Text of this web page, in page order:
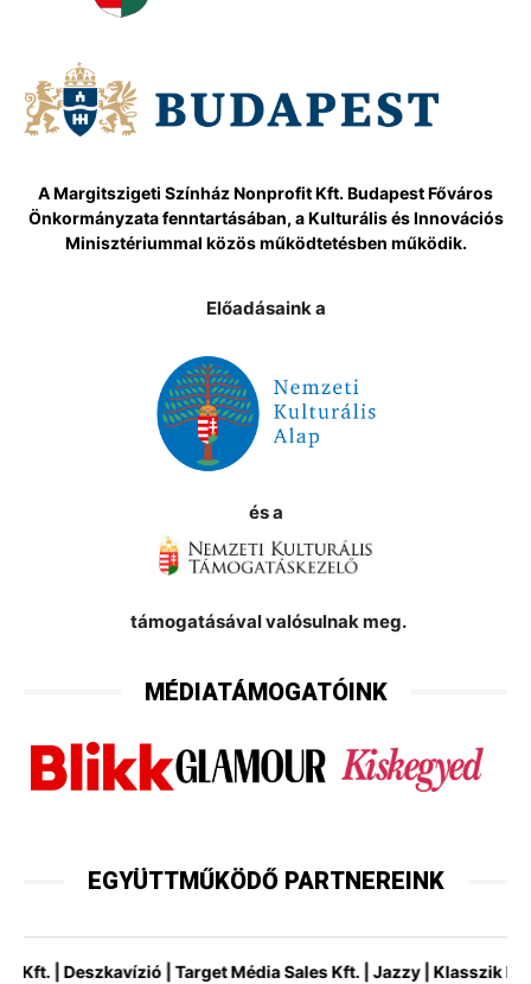
A Margitszigeti Színház Nonprofit Kft. Budapest Főváros
Önkormányzata fenntartásában, a Kulturális és Innovációs
Minisztériummal közös működtetésben működik.
Előadásaink a
és a
támogatásával valósulnak meg.
MÉDIATÁMOGATÓINK
EGYÜTTMŰKÖDŐ PARTNEREINK
| Deszkavízió | Target Média Sales Kft. | Jazzy | Klasszik